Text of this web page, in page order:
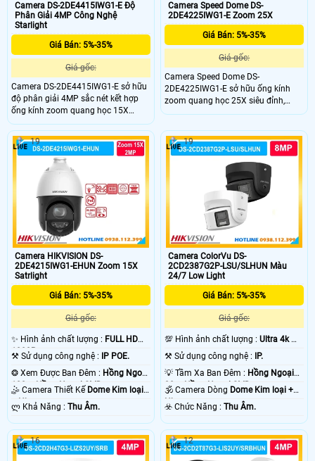
Camera DS-2DE4415IWG1-E Độ
Phân Giải 4MP Công Nghệ
Starlight
Giá Bán: 5%-35%
Giá gốc:
Camera DS-2DE4415IWG1-E sở hữu
độ phân giải 4MP sắc nét kết hợp
ống kính zoom quang học 15X
mạnh mẽ, giúp theo dõi chi tiết mọi
đối tượng ở khoảng cách xa. Thiết bị
giám sát quay quét cao cấp này
mang lại giải pháp bảo vệ tối ưu
cho các khu vực diện rộng như nhà
xưởng, bến bãi hay khu đô thị.
Camera Speed Dome DS-
2DE4225IWG1-E Zoom 25X
Giá Bán: 5%-35%
Giá gốc:
Camera Speed Dome DS-
2DE4225IWG1-E sở hữu ống kính
zoom quang học 25X siêu đỉnh,
giúp bạn phóng to mọi chi tiết ở
Thiết bị giám sát phân khúc cao cấp
này mang lại khả năng quan sát
không góc chết, bảo vệ toàn diện
cho các công trình lớn, bãi xe hay
nhà xưởng của bạn.
Camera HIKVISION DS-
2DE4215IWG1-EHUN Zoom 15X
Satrlight
Giá Bán: 5%-35%
Giá gốc:
✨ Hình ảnh chất lượng : FULL HD
1080P .
⚒ Sử dụng công nghệ : IP POE.
❂ Xem Được Ban Đêm : Hồng Ngoại
100m Hồng Ngoại SMD.
🤹 Camera Thiết Kế Dome Kim loại
+ Nhựa.
️ლ Khả Năng : Thu Âm.
19
Camera ColorVu DS-
2CD2387G2P-LSU/SLHUN Màu
24/7 Low Light
Giá Bán: 5%-35%
Giá gốc:
💯 Hình ảnh chất lượng :Ultra 4k 👍🏾
.
⚒ Sử dụng công nghệ : IP.
💡 Tầm Xa Ban Đêm : Hồng Ngoại
30m Hồng Ngoại SMD.
🕉️ Camera Dòng Dome Kim loại +
Nhựa.
️☣️ Chức Năng :Thu Âm.
19
16 12